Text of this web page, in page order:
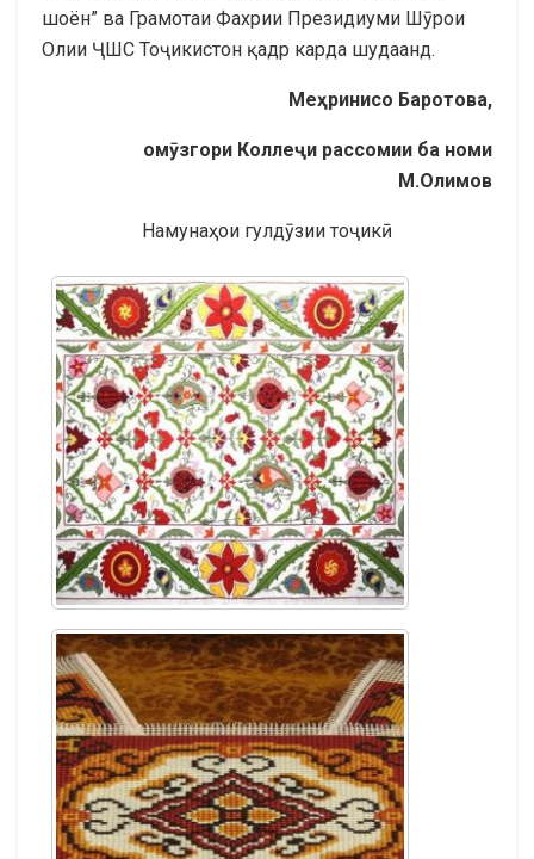
шоён” ва Грамотаи Фахрии Президиуми Шӯрои
Олии ҶШС Тоҷикистон қадр карда шудаанд.
Меҳринисо Баротова,
омӯзгори Коллеҷи рассомии ба номи
М.Олимов
Намунаҳои гулдӯзии тоҷикӣ